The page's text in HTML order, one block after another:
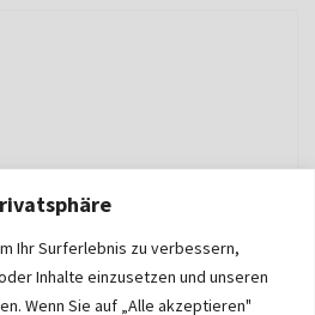
Ihr Surferlebnis zu verbessern,
Inhalte einzusetzen und unseren
Wenn Sie auf „Alle akzeptieren"